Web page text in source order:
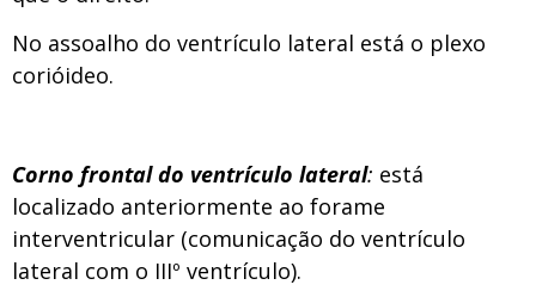
No assoalho do ventrículo lateral está o plexo
corióideo.
Corno frontal do ventrículo lateral: está
localizado anteriormente ao forame
interventricular (comunicação do ventrículo
lateral com o IIIº ventrículo).